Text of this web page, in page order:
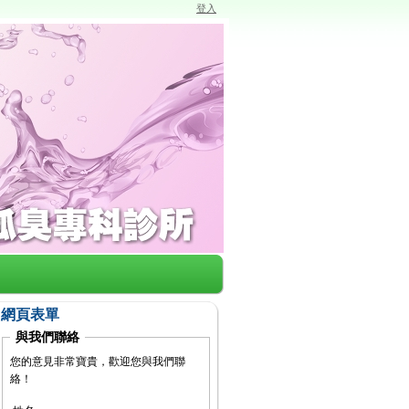
登入
網頁表單
與我們聯絡
您的意見非常寶貴，歡迎您與我們聯
絡！